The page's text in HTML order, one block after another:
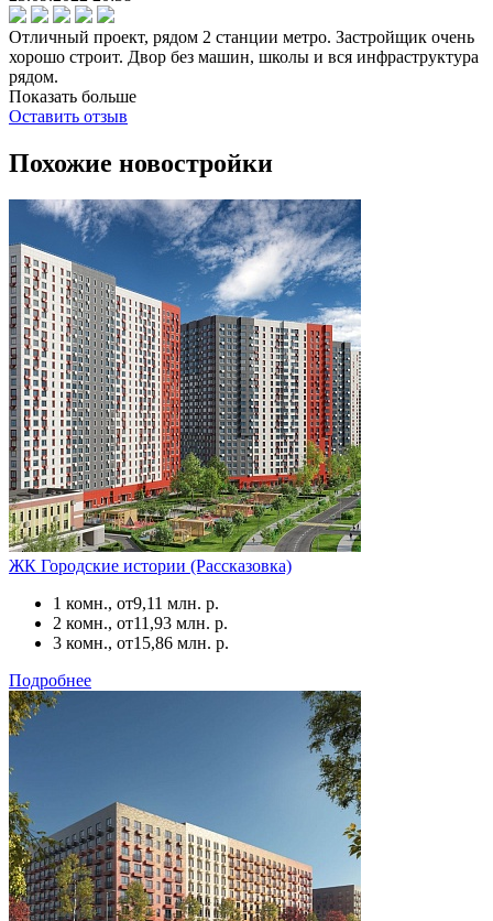
Отличный проект, рядом 2 станции метро. Застройщик очень
хорошо строит. Двор без машин, школы и вся инфраструктура
рядом.
Показать больше
Оставить отзыв
Похожие новостройки
ЖК Городские истории (Рассказовка)
1 комн., от9,11 млн. р.
2 комн., от11,93 млн. р.
3 комн., от15,86 млн. р.
Подробнее